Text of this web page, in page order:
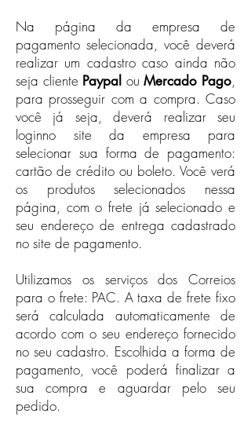
Na página da empresa de
pagamento selecionada, você deverá
realizar um cadastro caso ainda não
seja cliente Paypal ouMercado Pago,
para prosseguir com a compra. Caso
você já seja, deverá realizar seu
loginno site da empresa para
selecionar sua forma de pagamento:
cartão de crédito ou boleto. Você verá
os produtos selecionados nessa
página, com o frete já selecionado e
seu endereço de entrega cadastrado
no site de pagamento.​
Utilizamos os serviços dos Correios
para o frete: PAC. A taxa de frete fixo
será calculada automaticamente de
acordo com o seu endereço fornecido
no seu cadastro. Escolhida a forma de
pagamento, você poderá finalizar a
sua compra e aguardar pelo seu
pedido.